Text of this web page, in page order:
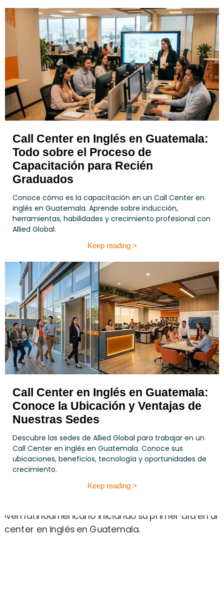
Call Center en Inglés en Guatemala:
Todo sobre el Proceso de
Capacitación para Recién
Graduados
Conoce cómo es la capacitación en un Call Center en
inglés en Guatemala. Aprende sobre inducción,
herramientas, habilidades y crecimiento profesional con
Allied Global.
Keep reading >
Call Center en Inglés en Guatemala:
Conoce la Ubicación y Ventajas de
Nuestras Sedes
Descubre las sedes de Allied Global para trabajar en un
Call Center en inglés en Guatemala. Conoce sus
ubicaciones, beneficios, tecnología y oportunidades de
crecimiento.
Keep reading >